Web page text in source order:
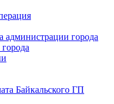
администрации города
Байкальского ГП